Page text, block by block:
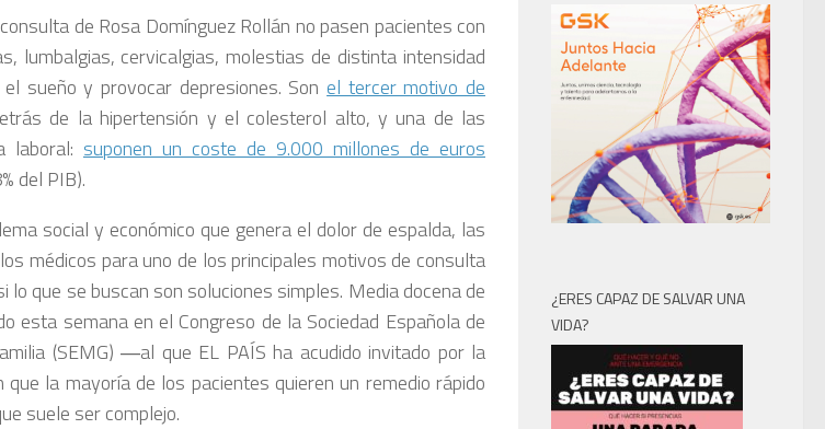
de Rosa Domínguez Rollán no pasen pacientes con
lumbalgias, cervicalgias, molestias de distinta intensidad
sueño y provocar depresiones. Sonel tercer motivo de
de la hipertensión y el colesterol alto, y una de las
laboral: suponen un coste de 9.000 millones de euros
del PIB).
social y económico que genera el dolor de espalda, las
médicos para uno de los principales motivos de consulta
lo que se buscan son soluciones simples. Media docena de
esta semana en el Congreso de la Sociedad Española de
(SEMG) ―al que EL PAÍS ha acudido invitado por la
la mayoría de los pacientes quieren un remedio rápido
suele ser complejo.
¿ERES CAPAZ DE SALVAR UNA
VIDA?